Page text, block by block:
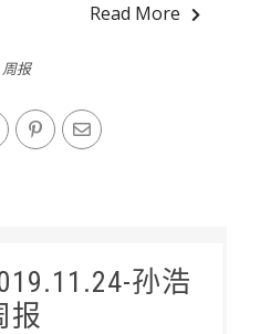
Read More
周报
孙浩
报